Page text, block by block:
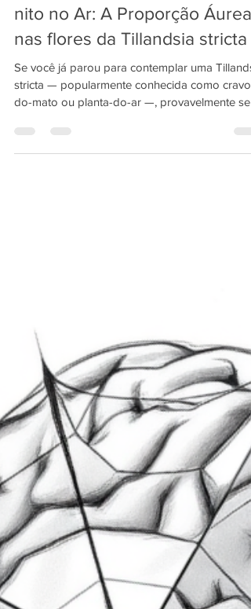
Uma inflorescência do In-Phi-
nito no Ar: A Proporção Áurea
nas flores da Tillandsia stricta
Se você já parou para contemplar uma
encantou com a sua delicada inflorescência de